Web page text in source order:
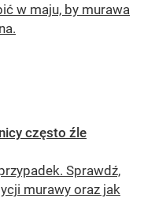
w maju, by murawa
często źle
Sprawdź,
murawy oraz jak